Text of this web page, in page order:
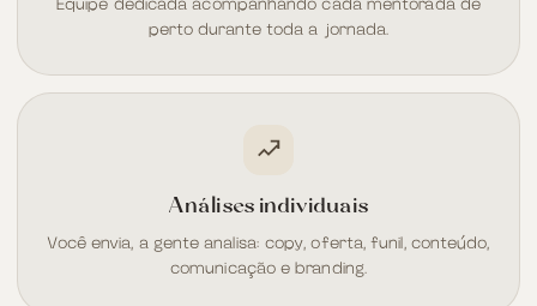
perto durante toda a jornada.
Análises individuais
Você envia, a gente analisa: copy, oferta, funil, conteúdo,
comunicação e branding.